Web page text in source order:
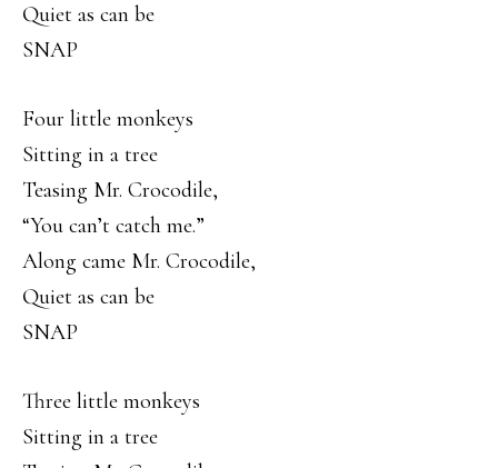
Quiet as can be
SNAP
Four little monkeys
Sitting in a tree
Teasing Mr. Crocodile,
“You can’t catch me.”
Along came Mr. Crocodile,
Quiet as can be
SNAP
Three little monkeys
Sitting in a tree